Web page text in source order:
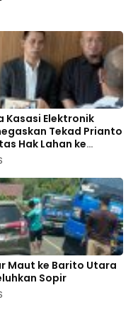
Kasasi Elektronik
Tekad Prianto
Hak Lahan ke
Agung
Maut ke Barito Utara
Sopir